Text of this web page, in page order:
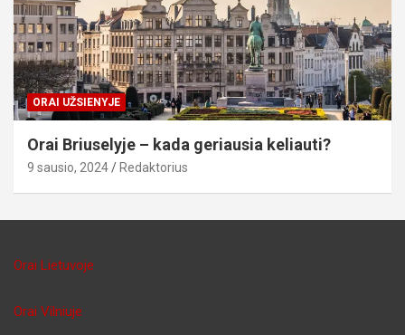
ORAI UŽSIENYJE
Orai Briuselyje – kada geriausia keliauti?
9 sausio, 2024 Redaktorius
Orai Lietuvoje
Orai Vilniuje